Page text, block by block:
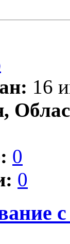
16
0
0
с